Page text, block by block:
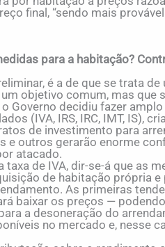
final, “sendo mais
para a habitação?
é a de que se trata
objetivo comum, mas que
o Governo decidiu fazer
(IVA, IRS, IRC, IMT, IS),
de investimento para
outros gerarão enorme
atacado.
taxa de IVA, dir-se-á que as
de habitação própria
As primeiras
baixar os preços —
a desoneração do
no mercado e, nesse